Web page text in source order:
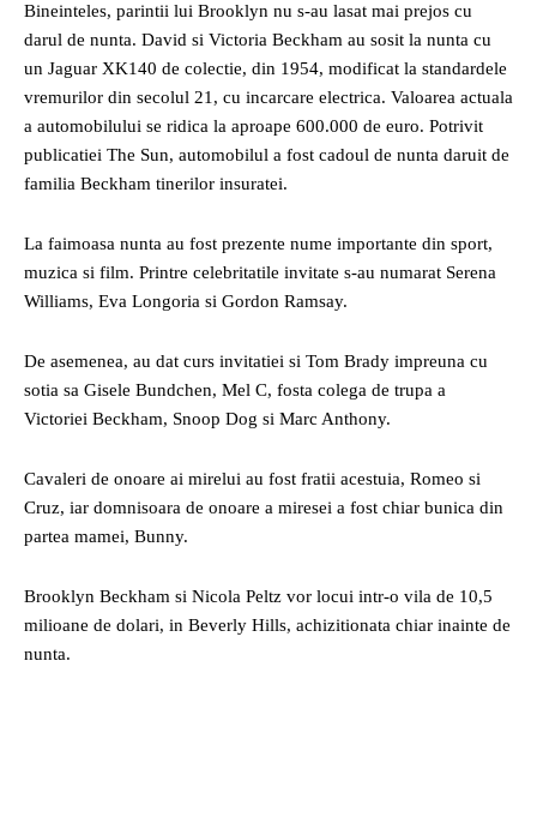
Bineinteles, parintii lui Brooklyn nu s-au lasat mai prejos cu
darul de nunta. David si Victoria Beckham au sosit la nunta cu
un Jaguar XK140 de colectie, din 1954, modificat la standardele
vremurilor din secolul 21, cu incarcare electrica. Valoarea actuala
a automobilului se ridica la aproape 600.000 de euro. Potrivit
publicatiei The Sun, automobilul a fost cadoul de nunta daruit de
familia Beckham tinerilor insuratei.
La faimoasa nunta au fost prezente nume importante din sport,
muzica si film. Printre celebritatile invitate s-au numarat Serena
Williams, Eva Longoria si Gordon Ramsay.
De asemenea, au dat curs invitatiei si Tom Brady impreuna cu
sotia sa Gisele Bundchen, Mel C, fosta colega de trupa a
Victoriei Beckham, Snoop Dog si Marc Anthony.
Cavaleri de onoare ai mirelui au fost fratii acestuia, Romeo si
Cruz, iar domnisoara de onoare a miresei a fost chiar bunica din
partea mamei, Bunny.
Brooklyn Beckham si Nicola Peltz vor locui intr-o vila de 10,5
milioane de dolari, in Beverly Hills, achizitionata chiar inainte de
nunta.